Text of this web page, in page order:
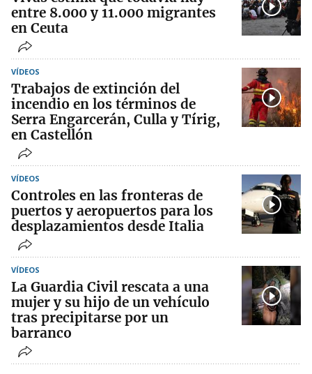
entre 8.000 y 11.000 migrantes
en Ceuta
VÍDEOS
Trabajos de extinción del
incendio en los términos de
Serra Engarcerán, Culla y Tírig,
en Castellón
VÍDEOS
Controles en las fronteras de
puertos y aeropuertos para los
desplazamientos desde Italia
VÍDEOS
La Guardia Civil rescata a una
mujer y su hijo de un vehículo
tras precipitarse por un
barranco